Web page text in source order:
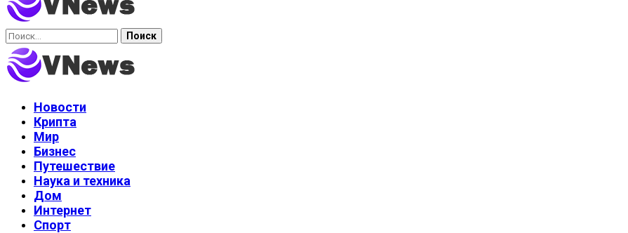
Найти:
Новости
Крипта
Мир
Бизнес
Путешествие
Наука и техника
Дом
Интернет
Спорт